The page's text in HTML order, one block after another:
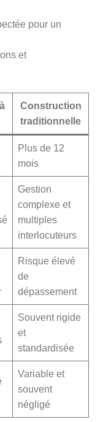
pour un
et
Construction
traditionnelle
Plus de 12
mois
Gestion
complexe et
multiples
interlocuteurs
Risque élevé
de
dépassement
Souvent rigide
et
standardisée
Variable et
souvent
négligé